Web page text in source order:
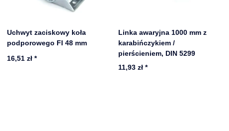
Uchwyt zaciskowy koła
podporowego FI 48 mm
16,51 zł*
Linka awaryjna 1000 mm z
karabińczykiem /
pierścieniem, DIN 5299
11,93 zł*